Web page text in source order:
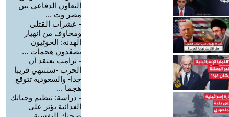
التعاون الدفاعي بين
مصر وت ...
- عشرات القتلى
ومخاوف من انهيار
الهدنة: الحوثيون
يصعّدون هجمات ...
- ترامب يعتقد أن
الحرب -ستنتهي قريبا
جدا- والسعودية تتوقع
هجما ...
- دراسة: تنظيم وجباتك
الغذائية يؤثر على